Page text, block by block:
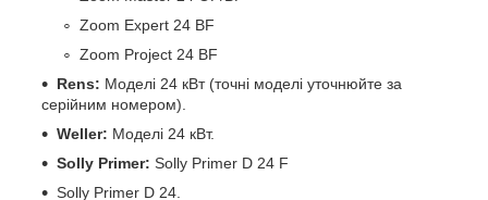
Zoom Expert 24 BF
Zoom Project 24 BF
Rens: Моделі 24 кВт (точні моделі уточнюйте за
серійним номером).
Weller: Моделі 24 кВт.
Solly Primer: Solly Primer D 24 F
Solly Primer D 24.